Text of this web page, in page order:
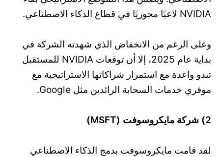
NVIDIA لاعبًا محوريًا في قطاع الذكاء الاصطناعي.
وعلى الرغم من الانخفاض الذي شهدته الشركة في
بداية عام 2025، إلا أن توقعات NVIDIA للمستقبل
تبدو واعدة مع استمرار شراكاتها الاستراتيجية مع
موفري خدمات السحابة الرائدين مثل Google.
2) شركة مايكروسوفت (MSFT)
لقد قامت مايكروسوفت بدمج الذكاء الاصطناعي